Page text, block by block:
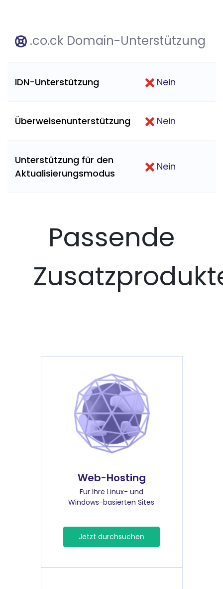
.co.ck Domain-Unterstützung
IDN-Unterstützung Nein
Überweisenunterstützung Nein
Unterstützung für den
Aktualisierungsmodus
Nein
Passende
Web-Hosting
Für Ihre Linux- und
Windows-basierten Sites
Jetzt durchsuchen